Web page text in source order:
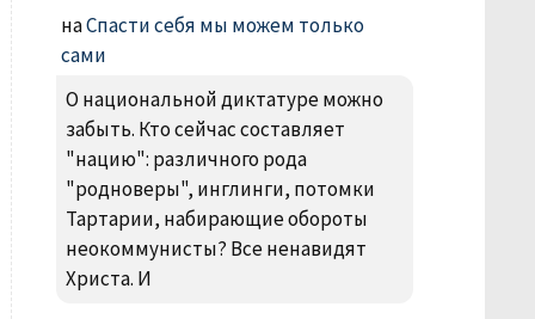
наСпасти себя мы можем только
сами
О национальной диктатуре можно
забыть. Кто сейчас составляет
"нацию": различного рода
"родноверы", инглинги, потомки
Тартарии, набирающие обороты
неокоммунисты? Все ненавидят
Христа. И